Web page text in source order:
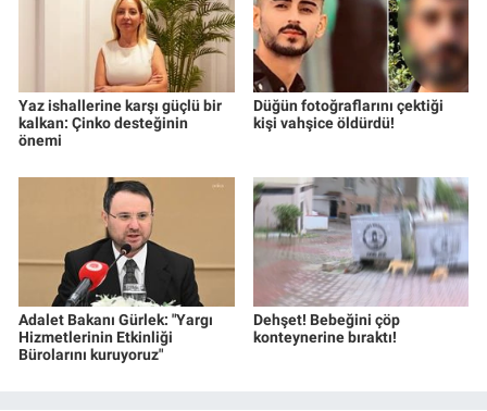
Yaz ishallerine karşı güçlü bir
kalkan: Çinko desteğinin
önemi
Düğün fotoğraflarını çektiği
kişi vahşice öldürdü!
Adalet Bakanı Gürlek: "Yargı
Hizmetlerinin Etkinliği
Bürolarını kuruyoruz"
Dehşet! Bebeğini çöp
konteynerine bıraktı!